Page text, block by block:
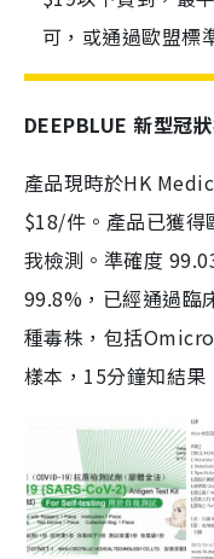
可，或通過歐盟標
DEEPBLUE 新型冠
產品現時於HK
$18/件。產品已獲得
我檢測。準確度
99.8%，已經通過臨
種毒株，包括
樣本，15分鐘知結果